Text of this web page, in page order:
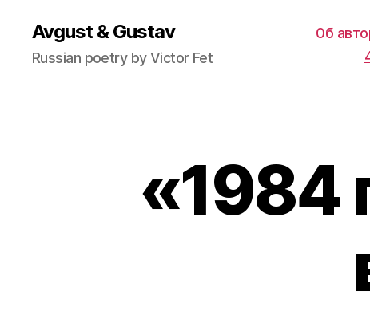
Avgust & Gustav
Russian poetry by Victor Fet
0б
«1984